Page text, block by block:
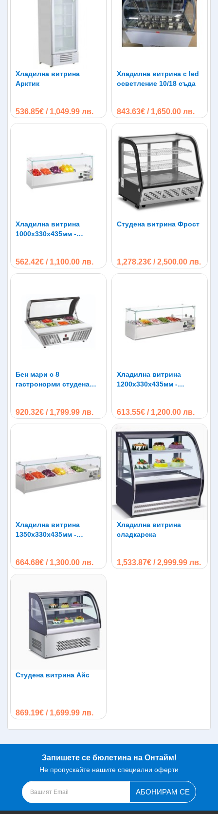
Хладилна витрина
Арктик
536.85€ / 1,049.99 лв.
Хладилна витрина с led
осветление 10/18 съда
843.63€ / 1,650.00 лв.
Хладилна витрина
1000х330х435мм -
562.42€ / 1,100.00 лв.
Студена витрина Фрост
1,278.23€ / 2,500.00 лв.
Бен мари с 8
гастронорми студена
920.32€ / 1,799.99 лв.
Хладилна витрина
1200х330х435мм -
613.55€ / 1,200.00 лв.
Хладилна витрина
1350х330х435мм -
664.68€ / 1,300.00 лв.
Хладилна витрина
сладкарска
1,533.87€ / 2,999.99 лв.
Студена витрина Айс
869.19€ / 1,699.99 лв.
Запишете се бюлетина на Онтайм!
Не пропускайте нашите специални оферти
АБОНИРАМ СЕ